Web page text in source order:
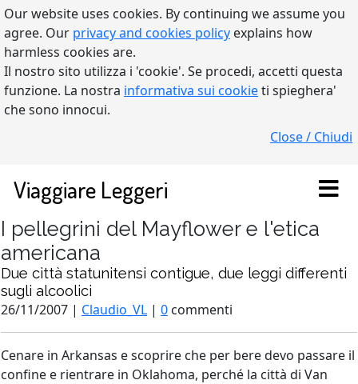
Our website uses cookies. By continuing we assume you
agree. Our privacy and cookies policy explains how
harmless cookies are.
Il nostro sito utilizza i 'cookie'. Se procedi, accetti questa
funzione. La nostra informativa sui cookieti spieghera'
che sono innocui.
Close / Chiudi
Viaggiare Leggeri
I pellegrini del Mayflower e l'etica
americana
Due città statunitensi contigue, due leggi differenti
sugli alcoolici
26/11/2007 | Claudio_VL | 0 commenti
Cenare in Arkansas e scoprire che per bere devo passare il
confine e rientrare in Oklahoma, perché la città di Van